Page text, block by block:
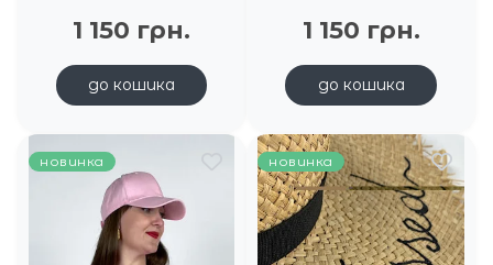
1 150 грн.
до кошика
1 150 грн.
до кошика
новинка новинка